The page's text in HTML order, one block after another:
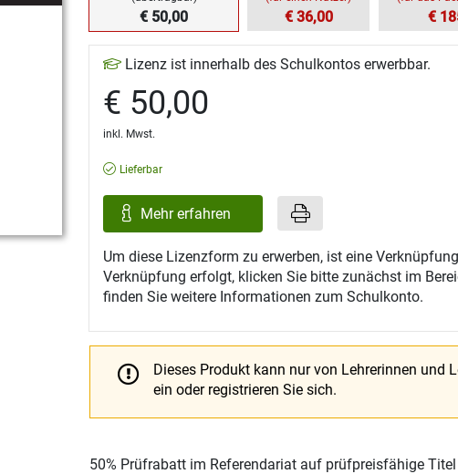
€ 50,00 € 36,00 €
Lizenz ist innerhalb des Schulkontos erwerbbar.
€ 50,00
inkl. Mwst.
Lieferbar
Mehr erfahren
Um diese Lizenzform zu erwerben, ist eine
Verknüpfung erfolgt, klicken Sie bitte zunächst im
finden Sie weitere Informationen zum Schulkonto.
Dieses Produkt kann nur von Lehrerinnen und
ein oder registrieren Sie sich.
50% Prüfrabatt im Referendariat auf prüfpreisfähige